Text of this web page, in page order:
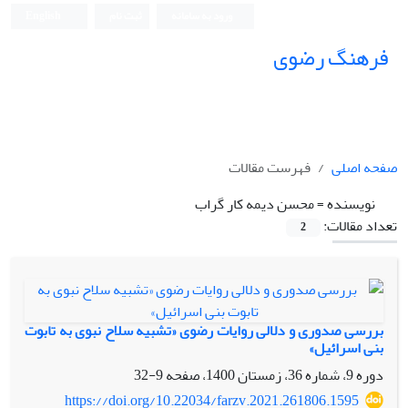
فرهنگ رضوی
صفحه اصلی
فهرست مقالات
نویسنده =محسن دیمه کار گراب
تعداد مقالات:
2
بررسی صدوری و دلالی روایات رضوی «تشبیه سلاح نبوی به تابوت
بنى ‏اسرائیل»
دوره 9، شماره 36، زمستان 1400، صفحه
9-32
https://doi.org/10.22034/farzv.2021.261806.1595